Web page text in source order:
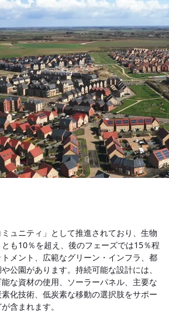
ュニティ」として推進されており、生物
も10％を超え、後のフェーズでは15％程
メント、広範なグリーン・インフラ、都
公園があります。持続可能な設計には、
な資材の使用、ソーラーパネル、主要な
化技術、低炭素な移動の選択肢をサポー
含まれます。